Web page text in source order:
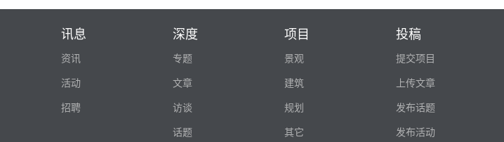
讯息
资讯
活动
招聘
深度
专题
文章
访谈
话题
项目
景观
建筑
规划
其它
投稿
提交项目
上传文章
发布话题
发布活动